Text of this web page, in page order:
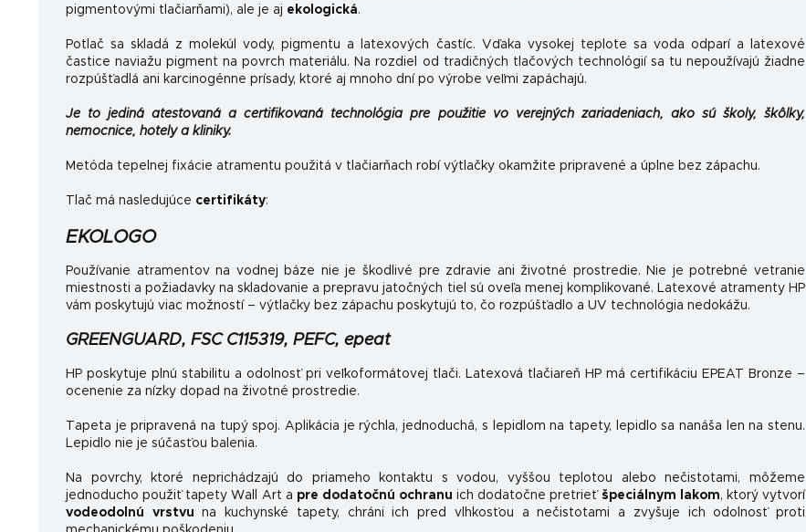
pigmentovými tlačiarňami), ale je aj ekologická.
Potlač sa skladá z molekúl vody, pigmentu a latexových častíc. Vďaka vysokej teplote sa voda odparí a latexové
častice naviažu pigment na povrch materiálu. Na rozdiel od tradičných tlačových technológií sa tu nepoužívajú žiadne
rozpúšťadlá ani karcinogénne prísady, ktoré aj mnoho dní po výrobe veľmi zapáchajú.
Je to jediná atestovaná a certifikovaná technológia pre použitie vo verejných zariadeniach, ako sú školy, škôlky,
nemocnice, hotely a kliniky.
Metóda tepelnej fixácie atramentu použitá v tlačiarňach robí výtlačky okamžite pripravené a úplne bez zápachu.
Tlač má nasledujúce certifikáty:
EKOLOGO
Používanie atramentov na vodnej báze nie je škodlivé pre zdravie ani životné prostredie. Nie je potrebné vetranie
miestnosti a požiadavky na skladovanie a prepravu jatočných tiel sú oveľa menej komplikované. Latexové atramenty HP
vám poskytujú viac možností – výtlačky bez zápachu poskytujú to, čo rozpúšťadlo a UV technológia nedokážu.
GREENGUARD, FSC C115319, PEFC, epeat
HP poskytuje plnú stabilitu a odolnosť pri veľkoformátovej tlači. Latexová tlačiareň HP má certifikáciu EPEAT Bronze –
ocenenie za nízky dopad na životné prostredie.
Tapeta je pripravená na tupý spoj. Aplikácia je rýchla, jednoduchá, s lepidlom na tapety, lepidlo sa nanáša len na stenu.
Lepidlo nie je súčasťou balenia.
Na povrchy, ktoré neprichádzajú do priameho kontaktu s vodou, vyššou teplotou alebo nečistotami, môžeme
jednoducho použiť tapety Wall Art a pre dodatočnú ochranu ich dodatočne pretrieť špeciálnym lakom, ktorý vytvorí
vodeodolnú vrstvu na kuchynské tapety, chráni ich pred vlhkosťou a nečistotami a zvyšuje ich odolnosť proti